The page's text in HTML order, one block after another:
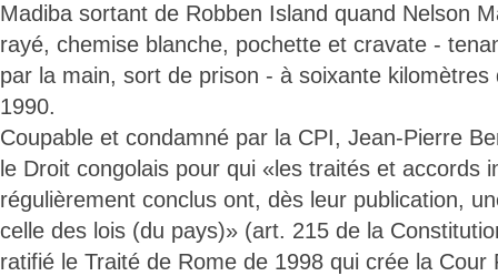
Madiba sortant de Robben Island quand Nelson
rayé, chemise blanche, pochette et cravate -
par la main, sort de prison - à soixante kilomètres
1990.
Coupable et condamné par la CPI, Jean-Pierre
le Droit congolais pour qui «les traités et accords
régulièrement conclus ont, dès leur publication,
celle des lois (du pays)» (art. 215 de la
ratifié le Traité de Rome de 1998 qui crée la Cour